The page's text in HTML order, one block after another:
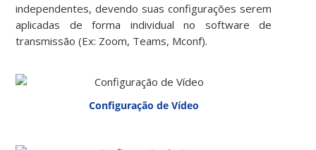
independentes, devendo suas configurações serem
aplicadas de forma individual no software de
transmissão (Ex: Zoom, Teams, Mconf).
Configuração de Vídeo